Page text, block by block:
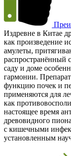
Издревне в Китае
как произведение
амулеты,
распространённый
саду и доме
гармонии.
функцию почек и
применяются для
как
настоящее время
древовидного
с кишечными
установленным